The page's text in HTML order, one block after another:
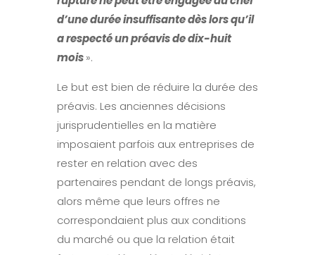
d’une durée insuffisante dès lors qu’il
a respecté un préavis de dix-huit
mois ».
Le but est bien de réduire la durée des
préavis. Les anciennes décisions
jurisprudentielles en la matière
imposaient parfois aux entreprises de
rester en relation avec des
partenaires pendant de longs préavis,
alors même que leurs offres ne
correspondaient plus aux conditions
du marché ou que la relation était